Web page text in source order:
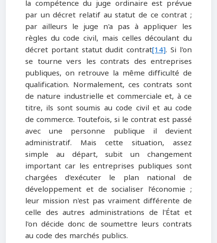
la compétence du juge ordinaire est prévue
par un décret relatif au statut de ce contrat ;
par ailleurs le juge n'a pas à appliquer les
règles du code civil, mais celles découlant du
décret portant statut dudit contrat[14]. Si l'on
se tourne vers les contrats des entreprises
publiques, on retrouve la même difficulté de
qualification. Normalement, ces contrats sont
de nature industrielle et commerciale et, à ce
titre, ils sont soumis au code civil et au code
de commerce. Toutefois, si le contrat est passé
avec une personne publique il devient
administratif. Mais cette situation, assez
simple au départ, subit un changement
important car les entreprises publiques sont
chargées d'exécuter le plan national de
développement et de socialiser l’économie ;
leur mission n'est pas vraiment différente de
celle des autres administrations de l'État et
l'on décide donc de soumettre leurs contrats
au code des marchés publics.